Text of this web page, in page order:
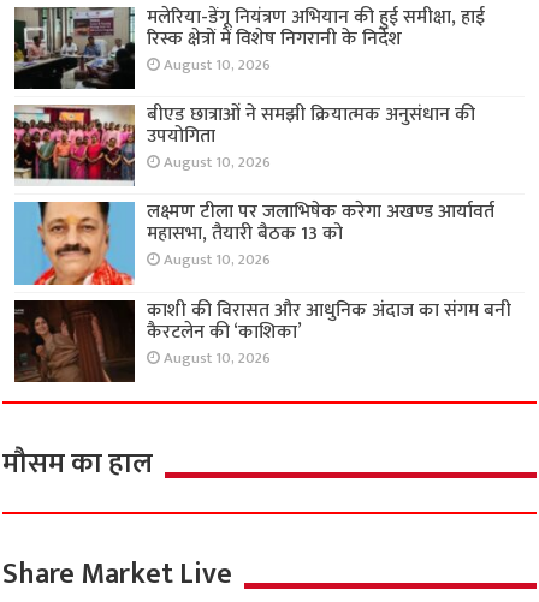
मलेरिया-डेंगू नियंत्रण अभियान की हुई समीक्षा, हाई
रिस्क क्षेत्रों में विशेष निगरानी के निर्देश
August 10, 2026
बीएड छात्राओं ने समझी क्रियात्मक अनुसंधान की
उपयोगिता
August 10, 2026
लक्ष्मण टीला पर जलाभिषेक करेगा अखण्ड आर्यावर्त
महासभा, तैयारी बैठक 13 को
August 10, 2026
काशी की विरासत और आधुनिक अंदाज का संगम बनी
कैरटलेन की ‘काशिका’
August 10, 2026
मौसम का हाल
Share Market Live